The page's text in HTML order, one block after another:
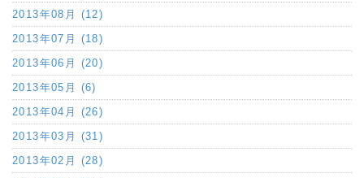
2013年08月 (12)
2013年07月 (18)
2013年06月 (20)
2013年05月 (6)
2013年04月 (26)
2013年03月 (31)
2013年02月 (28)